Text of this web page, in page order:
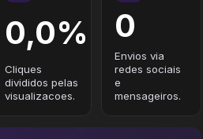
0,0%
Cliques
divididos pelas
visualizacoes.
0
Envios via
redes sociais
e
mensageiros.